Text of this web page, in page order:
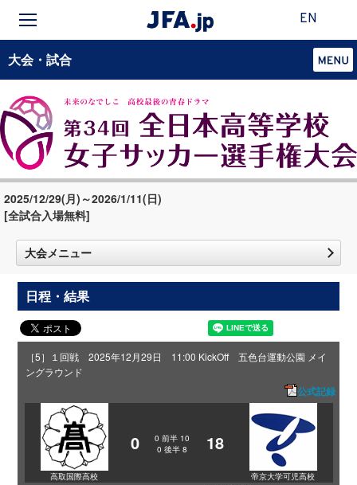
EN
大会・試合
2025/12/29(月)～2026/1/11(日)
[全試合入場無料]
大会メニュー
日程・結果
［5］１回戦 2025年12月29日 11:00 KickOff 五色台運動公園 メイ
ングラウンド
公式記録
高取国際高校
0 0 前半 10
0 後半 8 18
帝京大学可児高校